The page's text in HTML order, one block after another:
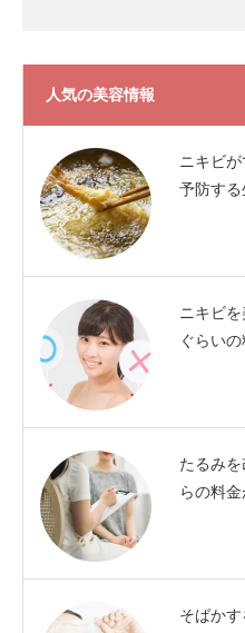
人気の美容情報
ニキビ
予防す
ニキビ
ぐらい
たるみ
らの料
そばか